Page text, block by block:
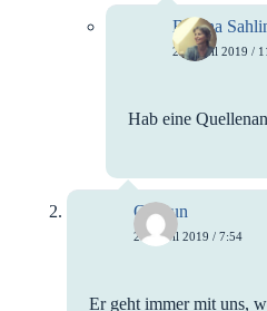
Bettina
20. April 2019 /
Hab eine
Gudrun
20. April 2019 / 7:54
Er geht immer mit uns,